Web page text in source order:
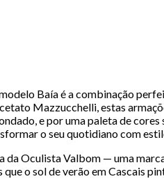
Baía é a combinação
Mazzucchelli, estas
e por uma paleta de cores
o seu quotidiano com
da Oculista Valbom — uma
o sol de verão em Cascais